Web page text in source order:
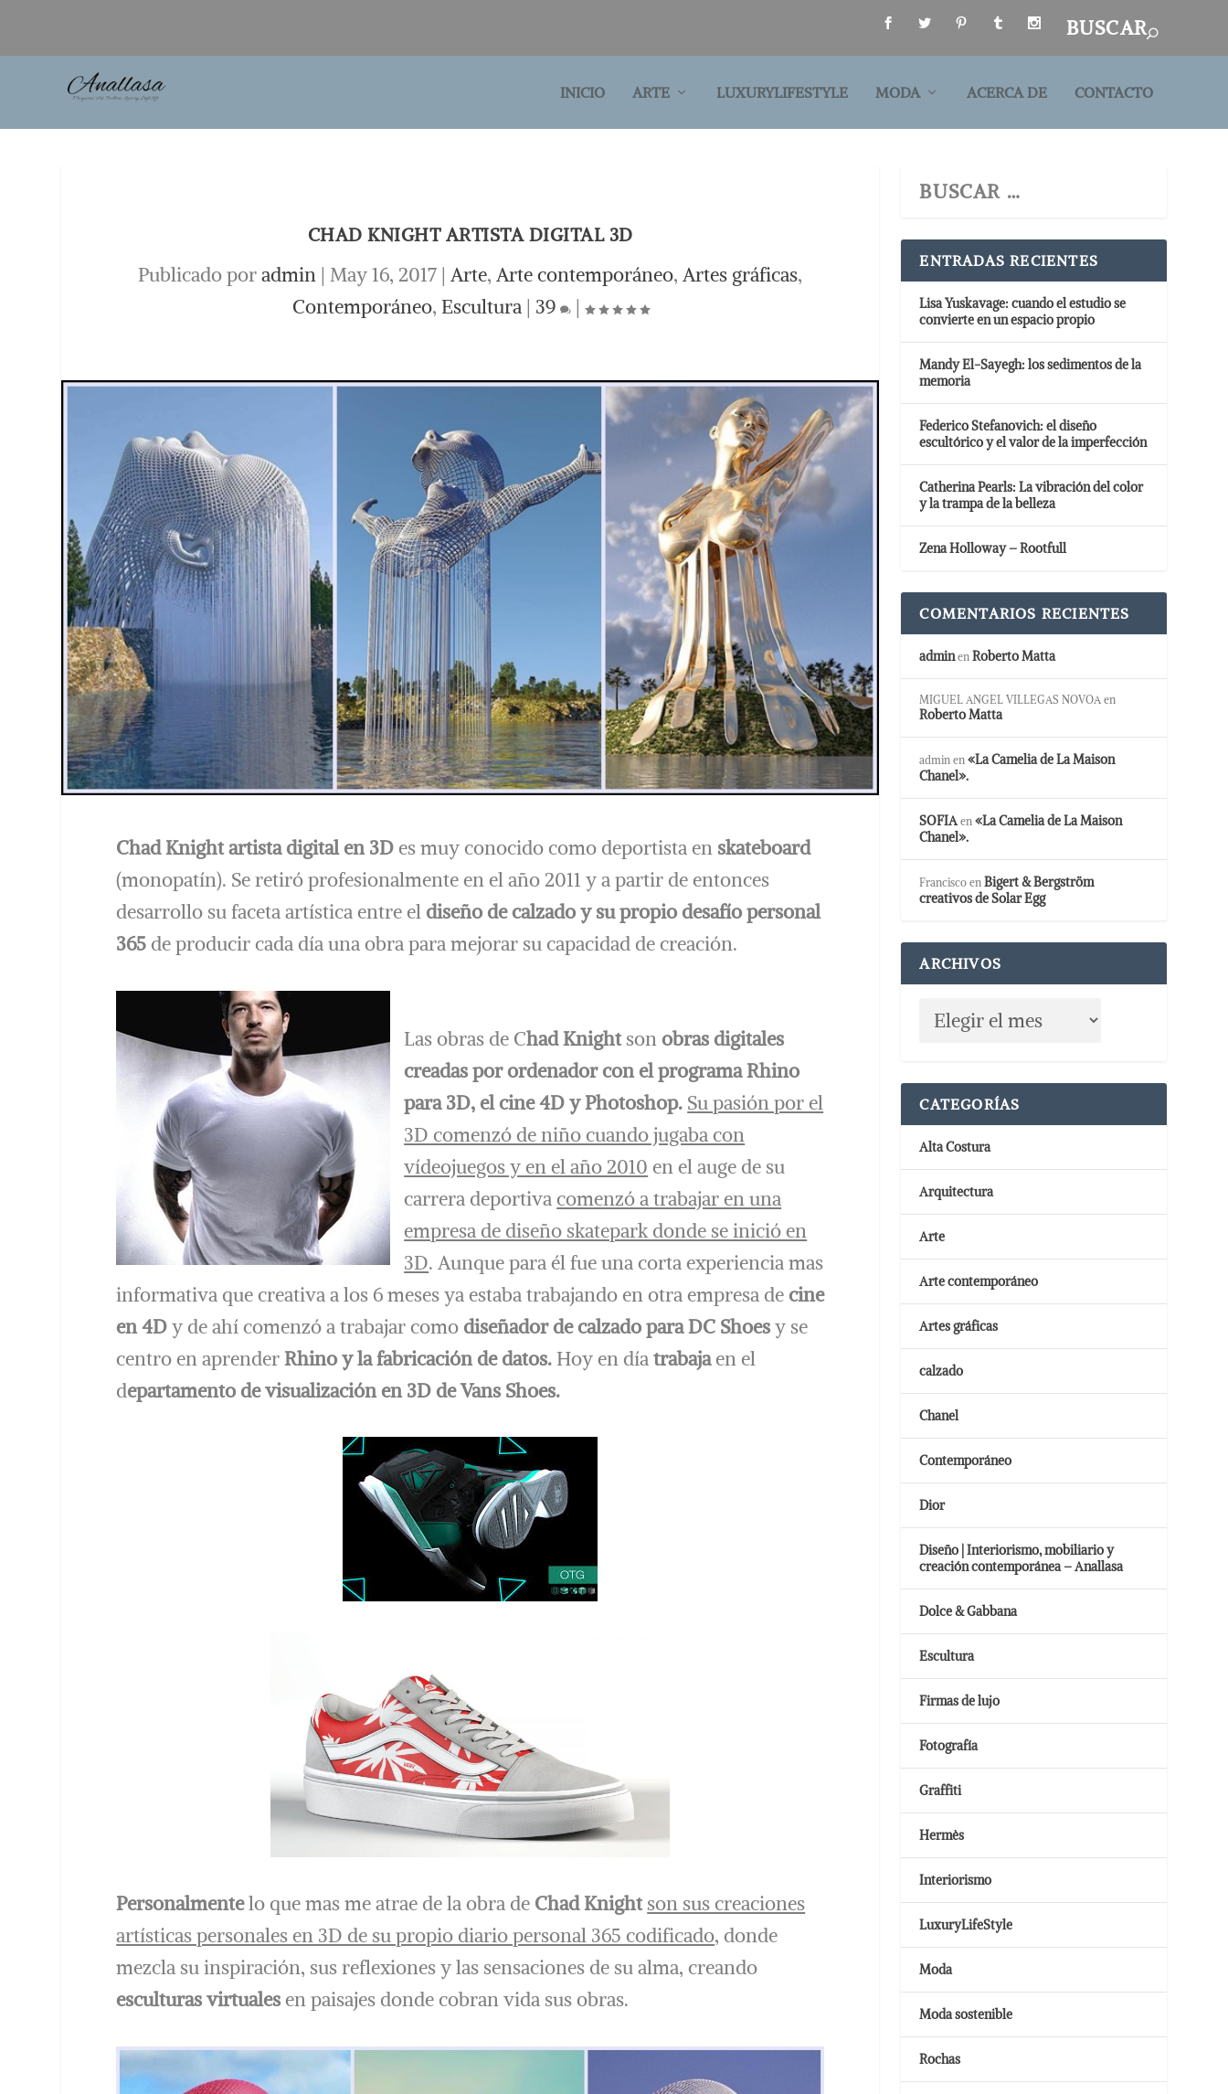
INICIO ARTE LUXURYLIFESTYLE MODA ACERCA DE CONTACTO
CHAD KNIGHT ARTISTA DIGITAL 3D
Publicado poradmin |May 16, 2017 |Arte,Arte contemporáneo,Artes gráficas,
Contemporáneo, Escultura| 39 |
Chad Knight artista digital en 3Des muy conocido como deportista enskateboard
(monopatín). Se retiró profesionalmente en el año 2011 y a partir de entonces
desarrollo su faceta artística entre el diseño de calzado y su propio desafío personal
365 de producir cada día una obra para mejorar su capacidad de creación.
Las obras de Chad Knightsonobras digitales
creadas por ordenador con el programa Rhino
para 3D, el cine 4D y Photoshop. Su pasión por el
3D comenzó de niño cuando jugaba con
vídeojuegos y en el año 2010 en el auge de su
carrera deportivacomenzó a trabajar en una
empresa de diseño skatepark donde se inició en
3D. Aunque para él fue una corta experiencia mas
informativa que creativa a los 6 meses ya estaba trabajando en otra empresa de cine
en 4Dy de ahí comenzó a trabajar como diseñador de calzado para DC Shoesy se
centro en aprenderRhino y la fabricación de datos. Hoy en díatrabajaen el
departamento de visualización en 3D de Vans Shoes.
Personalmentelo que mas me atrae de la obra de Chad Knight son sus creaciones
artísticas personales en 3D de su propio diario personal 365 codificado, donde
mezcla su inspiración, sus reflexiones y las sensaciones de su alma, creando
esculturas virtualesen paisajes donde cobran vida sus obras.
ENTRADAS RECIENTES
Lisa Yuskavage: cuando el estudio se
convierte en un espacio propio
Mandy El-Sayegh: los sedimentos de la
memoria
Federico Stefanovich: el diseño
escultórico y el valor de la imperfección
Catherina Pearls: La vibración del color
y la trampa de la belleza
Zena Holloway – Rootfull
COMENTARIOS RECIENTES
adminen Roberto Matta
MIGUEL ANGEL VILLEGAS NOVOA en
Roberto Matta
admin en«La Camelia de La Maison
Chanel».
SOFIAen«La Camelia de La Maison
Chanel».
Francisco en Bigert & Bergström
creativos de Solar Egg
ARCHIVOS
CATEGORÍAS
Alta Costura
Arquitectura
Arte
Arte contemporáneo
Artes gráficas
calzado
Chanel
Contemporáneo
Dior
Diseño | Interiorismo, mobiliario y
creación contemporánea – Anallasa
Dolce & Gabbana
Escultura
Firmas de lujo
Fotografía
Graffiti
Hermès
Interiorismo
LuxuryLifeStyle
Moda
Moda sostenible
Rochas